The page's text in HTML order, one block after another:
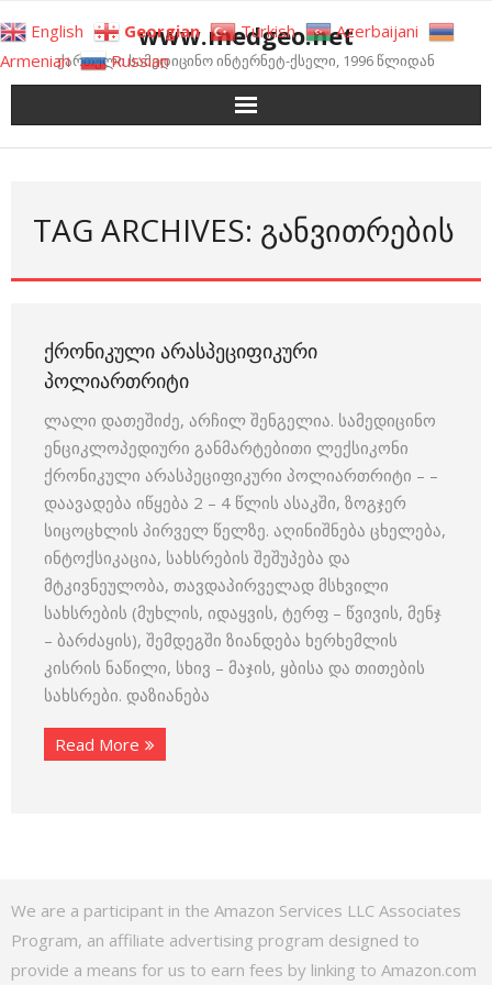
to
content
www.medgeo.net
ქართული სამედიცინო ინტერნეტ-ქსელი, 1996 წლიდან
TAG ARCHIVES: ᲒᲐᲜᲕᲘᲗᲠᲔᲑᲘᲡ
ᲥᲠᲝᲜᲘᲙᲣᲚᲘ ᲐᲠᲐᲡᲞᲔᲪᲘᲤᲘᲙᲣᲠᲘ
ᲞᲝᲚᲘᲐᲠᲗᲠᲘᲢᲘ
ლალი დათეშიძე, არჩილ შენგელია. სამედიცინო
ენციკლოპედიური განმარტებითი ლექსიკონი
ქრონიკული არასპეციფიკური პოლიართრიტი – –
დაავადება იწყება 2 – 4 წლის ასაკში, ზოგჯერ
სიცოცხლის პირველ წელზე. აღინიშნება ცხელება,
ინტოქსიკაცია, სახსრების შეშუპება და
მტკივნეულობა, თავდაპირველად მსხვილი
სახსრების (მუხლის, იდაყვის, ტერფ – წვივის, მენჯ
– ბარძაყის), შემდეგში ზიანდება ხერხემლის
კისრის ნაწილი, სხივ – მაჯის, ყბისა და თითების
სახსრები. დაზიანება
Read More
We are a participant in the Amazon Services LLC Associates
Program, an affiliate advertising program designed to
provide a means for us to earn fees by linking to Amazon.com
English Georgian Turkish
Azerbaijani
Armenian
Russian